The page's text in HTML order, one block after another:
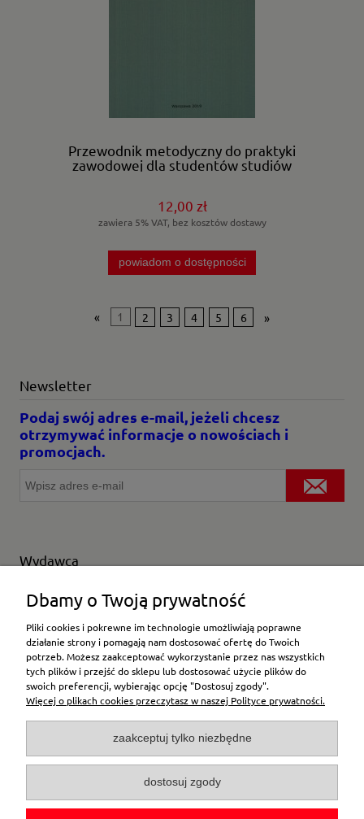
Przewodnik metodyczny do praktyki
zawodowej dla studentów studiów
12,00 zł
zawiera 5% VAT, bez kosztów dostawy
powiadom o dostępności
« 1 2 3 4 5 6 »
Newsletter
Podaj swój adres e-mail, jeżeli chcesz
otrzymywać informacje o nowościach i
promocjach.
Wydawca
Wybierz producenta
Moje konto
Płatności i dostawa
Pomoc
O firmie
Dbamy o Twoją prywatność
Pliki cookies i pokrewne im technologie umożliwiają poprawne
działanie strony i pomagają nam dostosować ofertę do Twoich
potrzeb. Możesz zaakceptować wykorzystanie przez nas wszystkich
tych plików i przejść do sklepu lub dostosować użycie plików do
swoich preferencji, wybierając opcję "Dostosuj zgody".
Więcej o plikach cookies przeczytasz w naszej Polityce prywatności.
zaakceptuj tylko niezbędne
dostosuj zgody